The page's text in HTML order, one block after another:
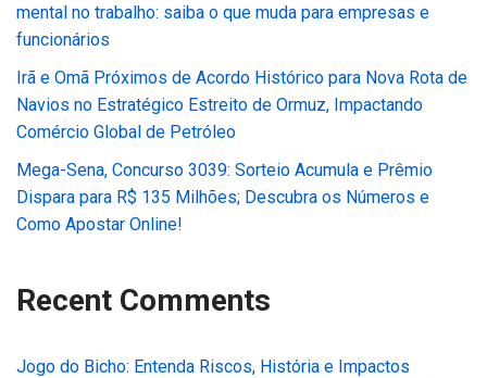
mental no trabalho: saiba o que muda para empresas e
funcionários
Irã e Omã Próximos de Acordo Histórico para Nova Rota de
Navios no Estratégico Estreito de Ormuz, Impactando
Comércio Global de Petróleo
Mega-Sena, Concurso 3039: Sorteio Acumula e Prêmio
Dispara para R$ 135 Milhões; Descubra os Números e
Como Apostar Online!
Recent Comments
Jogo do Bicho: Entenda Riscos, História e Impactos